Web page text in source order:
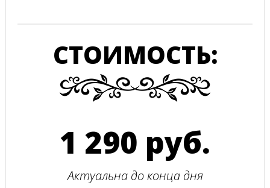
СТОИМОСТЬ:
1 290 руб.
Актуальна до конца дня